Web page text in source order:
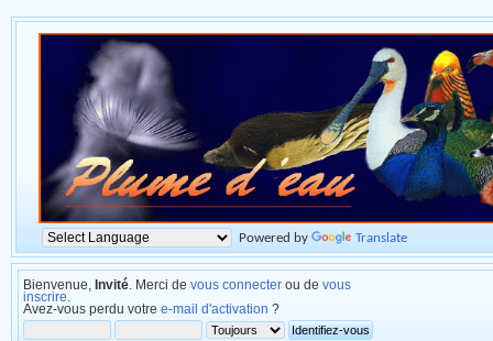
Powered by Translate
Bienvenue, Invité . Merci de vous connecter ou de vous
inscrire
Avez-vous perdu votre e-mail d'activation ?